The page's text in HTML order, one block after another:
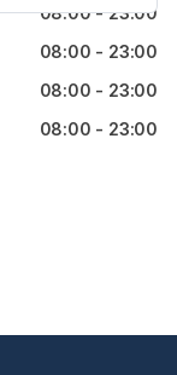
08:00 - 23:00
08:00 - 23:00
08:00 - 23:00
08:00 - 23:00